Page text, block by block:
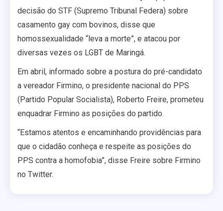
decisão do STF (Supremo Tribunal Federa) sobre
casamento gay com bovinos, disse que
homossexualidade “leva a morte”, e atacou por
diversas vezes os LGBT de Maringá.
Em abril, informado sobre a postura do pré-candidato
a vereador Firmino, o presidente nacional do PPS
(Partido Popular Socialista), Roberto Freire, prometeu
enquadrar Firmino as posições do partido.
“Estamos atentos e encaminhando providências para
que o cidadão conheça e respeite as posições do
PPS contra a homofobia”, disse Freire sobre Firmino
no Twitter.